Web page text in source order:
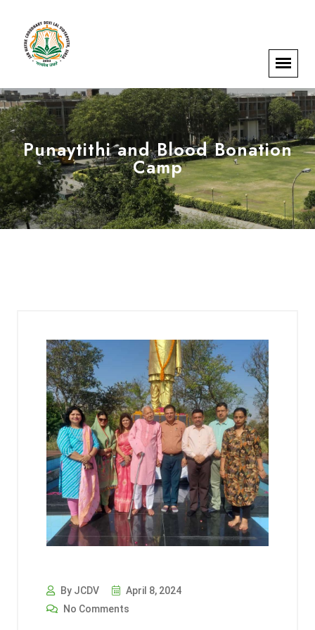
Punaytithi and Blood Bonation
Camp
By JCDV
April 8, 2024
No Comments